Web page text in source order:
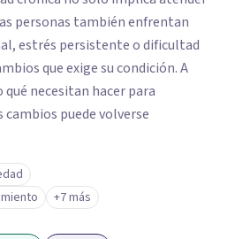
personas también enfrentan
estrés persistente o dificultad
que exige su condición. A
qué necesitan hacer para
cambios puede volverse
+7 más